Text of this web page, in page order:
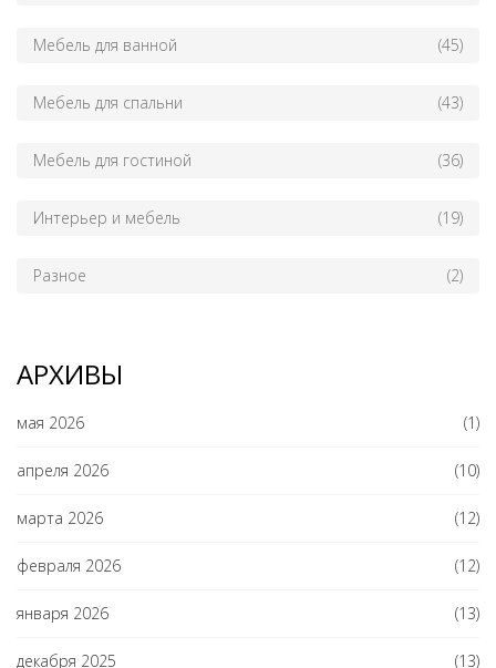
Мебель для ванной (45)
Мебель для спальни (43)
Мебель для гостиной (36)
Интерьер и мебель (19)
Разное (2)
АРХИВЫ
мая 2026 (1)
апреля 2026 (10)
марта 2026 (12)
февраля 2026 (12)
января 2026 (13)
декабря 2025 (13)